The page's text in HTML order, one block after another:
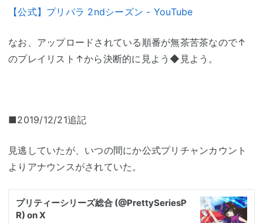
【公式】プリパラ 2ndシーズン - YouTube
なお、アップロードされている順番が無茶苦茶なので↑
のプレイリスト↑から決断的に見よう◆見よう。
■2019/12/21追記
見逃していたが、いつの間にか公式プリチャンカウント
よりアナウンスがされていた。